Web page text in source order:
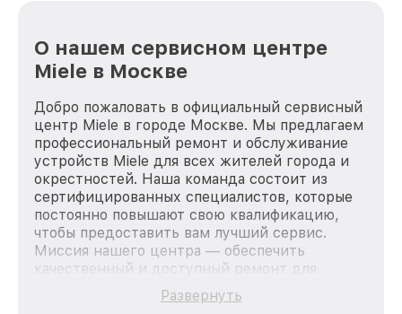
О нашем сервисном центре
Miele в Москве
Добро пожаловать в официальный сервисный
центр Miele в городе Москве. Мы предлагаем
профессиональный ремонт и обслуживание
устройств Miele для всех жителей города и
окрестностей. Наша команда состоит из
сертифицированных специалистов, которые
постоянно повышают свою квалификацию,
чтобы предоставить вам лучший сервис.
Миссия нашего центра — обеспечить
качественный и доступный ремонт для
каждого пользователя продукции Miele, вне
зависимости от сложности поломки. Мы
Развернуть